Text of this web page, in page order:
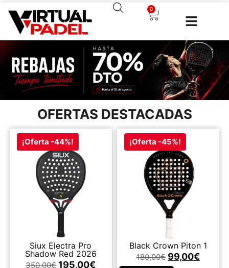
0
OFERTAS DESTACADAS
¡Oferta -44%!
Siux Electra Pro
Shadow Red 2026
350,00€ 195,00€
¡Oferta -45%!
Black Crown Piton 1
180,00€ 99,00€